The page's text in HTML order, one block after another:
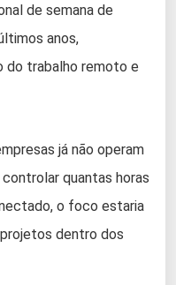
de semana de
anos,
do trabalho remoto e
já não operam
quantas horas
o foco estaria
dentro dos